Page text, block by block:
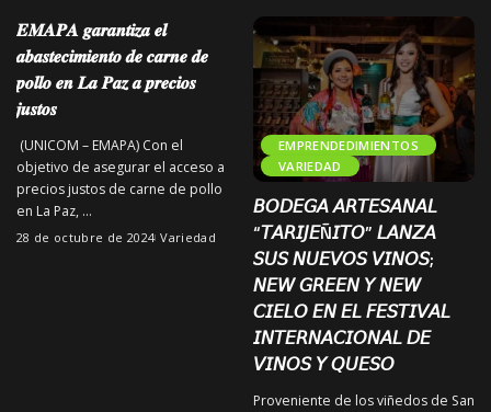
𝑬𝑴𝑨𝑷𝑨 𝒈𝒂𝒓𝒂𝒏𝒕𝒊𝒛𝒂 𝒆𝒍
𝒂𝒃𝒂𝒔𝒕𝒆𝒄𝒊𝒎𝒊𝒆𝒏𝒕𝒐 𝒅𝒆 𝒄𝒂𝒓𝒏𝒆 𝒅𝒆
𝒑𝒐𝒍𝒍𝒐 𝒆𝒏 𝑳𝒂 𝑷𝒂𝒛 𝒂 𝒑𝒓𝒆𝒄𝒊𝒐𝒔
𝒋𝒖𝒔𝒕𝒐𝒔
(UNICOM – EMAPA) Con el
objetivo de asegurar el acceso a
precios justos de carne de pollo
en La Paz, ...
28 de octubre de 2024 Variedad
EMPRENDEDIMIENTOS
VARIEDAD
𝘉𝘖𝘋𝘌𝘎𝘈 𝘈𝘙𝘛𝘌𝘚𝘈𝘕𝘈𝘓
“𝘛𝘈𝘙𝘐𝘑𝘌Ñ𝘐𝘛𝘖” 𝘓𝘈𝘕𝘡𝘈
𝘚𝘜𝘚 𝘕𝘜𝘌𝘝𝘖𝘚 𝘝𝘐𝘕𝘖𝘚;
𝘕𝘌𝘞 𝘎𝘙𝘌𝘌𝘕 𝘠 𝘕𝘌𝘞
𝘊𝘐𝘌𝘓𝘖 𝘌𝘕 𝘌𝘓 𝘍𝘌𝘚𝘛𝘐𝘝𝘈𝘓
𝘐𝘕𝘛𝘌𝘙𝘕𝘈𝘊𝘐𝘖𝘕𝘈𝘓 𝘋𝘌
𝘝𝘐𝘕𝘖𝘚 𝘠 𝘘𝘜𝘌𝘚𝘖
Proveniente de los viñedos de San